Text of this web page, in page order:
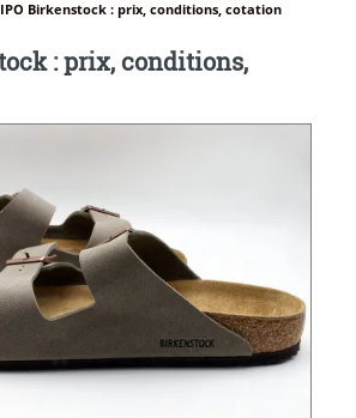
IPO Birkenstock : prix, conditions, cotation
: prix, conditions,